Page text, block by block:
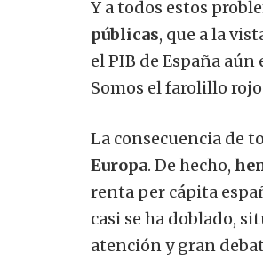
Y a todos estos
públicas, que a la
el PIB de España
Somos el farolillo
La consecuencia de
Europa. De hecho,
renta per cápita
casi se ha doblado,
atención y gran